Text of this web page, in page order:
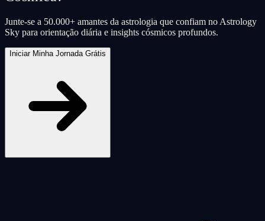
Junte-se a 50.000+ amantes da astrologia que confiam no Astrology
Sky para orientação diária e insights cósmicos profundos.
Iniciar Minha Jornada Grátis